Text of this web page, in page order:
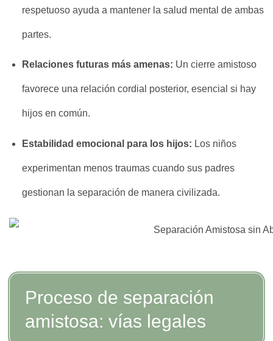
respetuoso ayuda a mantener la salud mental de ambas
partes.
Relaciones futuras más amenas: Un cierre amistoso
favorece una relación cordial posterior, esencial si hay
hijos en común.
Estabilidad emocional para los hijos: Los niños
experimentan menos traumas cuando sus padres
gestionan la separación de manera civilizada.
Proceso de separación
amistosa: vías legales